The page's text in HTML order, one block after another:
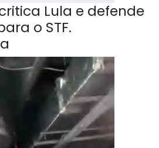
Lula e defende
o STF.